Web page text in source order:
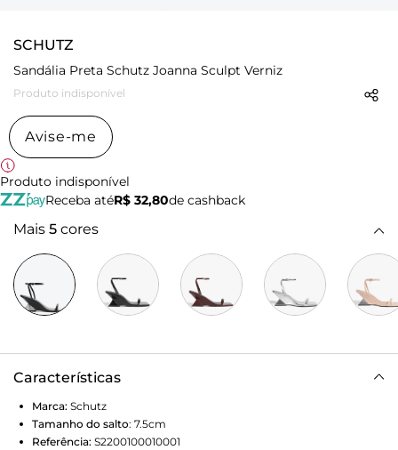
SCHUTZ
Sandália Preta Schutz Joanna Sculpt Verniz
Produto indisponível
Avise-me
Produto indisponível
Receba atéR$ 32,80de cashback
Mais 5 cores
Características
Marca: Schutz
Tamanho do salto: 7.5cm
Referência: S2200100010001